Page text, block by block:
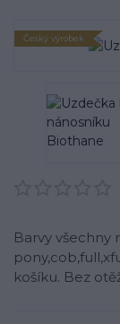
Český výrobek
Barvy všechny
košíku. Bez